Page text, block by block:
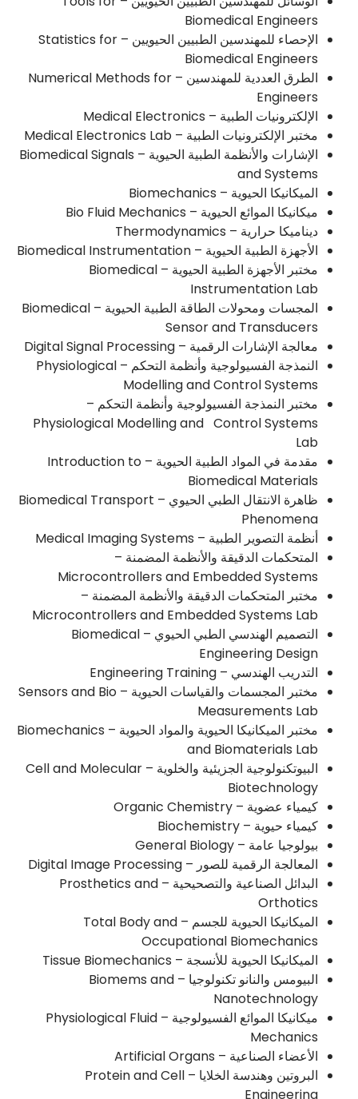
Biomedical Engineers
الإحصاء للمهندسين الطبيين الحيويين – Statistics for
Biomedical Engineers
الطرق العددية للمهندسين – Numerical Methods for
Engineers
الإلكترونيات الطبية – Medical Electronics
مختبر الإلكترونيات الطبية – Medical Electronics Lab
الإشارات والأنظمة الطبية الحيوية – Biomedical Signals
and Systems
الميكانيكا الحيوية – Biomechanics
ميكانيكا الموائع الحيوية – Bio Fluid Mechanics
ديناميكا حرارية – Thermodynamics
الأجهزة الطبية الحيوية – Biomedical Instrumentation
مختبر الأجهزة الطبية الحيوية – Biomedical
Instrumentation Lab
المجسات ومحولات الطاقة الطبية الحيوية – Biomedical
Sensor and Transducers
معالجة الإشارات الرقمية – Digital Signal Processing
النمذجة الفسيولوجية وأنظمة التحكم – Physiological
Modelling and Control Systems
مختبر النمذجة الفسيولوجية وأنظمة التحكم –
Physiological Modelling and Control Systems
Lab
مقدمة في المواد الطبية الحيوية – Introduction to
Biomedical Materials
ظاهرة الانتقال الطبي الحيوي – Biomedical Transport
Phenomena
أنظمة التصوير الطبية – Medical Imaging Systems
المتحكمات الدقيقة والأنظمة المضمنة –
Microcontrollers and Embedded Systems
مختبر المتحكمات الدقيقة والأنظمة المضمنة –
Microcontrollers and Embedded Systems Lab
التصميم الهندسي الطبي الحيوي – Biomedical
Engineering Design
التدريب الهندسي – Engineering Training
مختبر المجسمات والقياسات الحيوية – Sensors and Bio
Measurements Lab
مختبر الميكانيكا الحيوية والمواد الحيوية – Biomechanics
and Biomaterials Lab
البيوتكنولوجية الجزيئية والخلوية – Cell and Molecular
Biotechnology
كيمياء عضوية – Organic Chemistry
كيمياء حيوية – Biochemistry
بيولوجيا عامة – General Biology
المعالجة الرقمية للصور – Digital Image Processing
البدائل الصناعية والتصحيحية – Prosthetics and
Orthotics
الميكانيكا الحيوية للجسم – Total Body and
Occupational Biomechanics
الميكانيكا الحيوية للأنسجة – Tissue Biomechanics
البيومس والنانو تكنولوجيا – Biomems and
Nanotechnology
ميكانيكا الموائع الفسيولوجية – Physiological Fluid
Mechanics
الأعضاء الصناعية – Artificial Organs
البروتين وهندسة الخلايا – Protein and Cell
Engineering